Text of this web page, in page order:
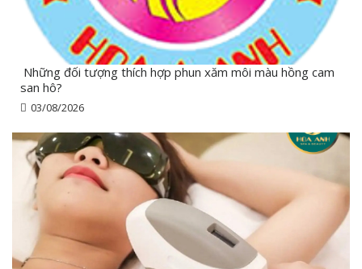
Những đối tượng thích hợp phun xăm môi màu hồng cam
san hô?
03/08/2026